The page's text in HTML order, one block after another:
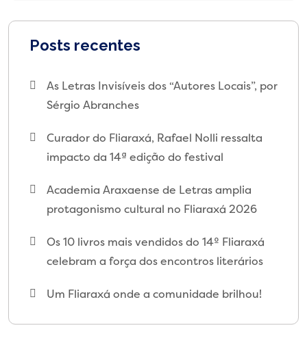
Posts recentes
As Letras Invisíveis dos “Autores Locais”, por
Sérgio Abranches
Curador do Fliaraxá, Rafael Nolli ressalta
impacto da 14ª edição do festival
Academia Araxaense de Letras amplia
protagonismo cultural no Fliaraxá 2026
Os 10 livros mais vendidos do 14º Fliaraxá
celebram a força dos encontros literários
Um Fliaraxá onde a comunidade brilhou!